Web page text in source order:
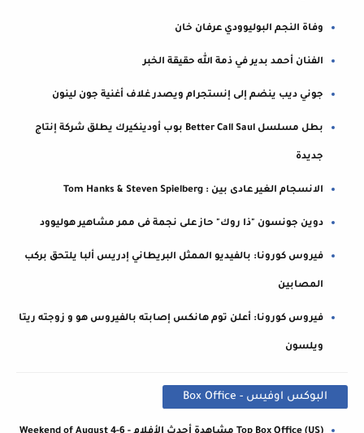
وفاة النجم البوليوودي عرفان خان
الفنان أحمد بدير في ذمة الله حقيقة الخبر
جوني ديب ينضم إلى إنستجرام ويصدر غلاف أغنية جون لينون
بطل مسلسل Better Call Saul بوب أودينكيرك يطلق شركة إنتاج
جديدة
الانسجام الغير عادى بين : Tom Hanks & Steven Spielberg
دوين جونسون "ذا روك" حاز على نجمة فى ممر مشاهير هوليوود
فيروس كورونا: بالفيديو الممثل البريطاني إدريس ألبا يلتحق بركب
المصابين
فيروس كورونا: أعلن توم هانكس إصابته بالفيروس هو و زوجته ريتا
ويلسون
البوكس اوفيس - Box Office